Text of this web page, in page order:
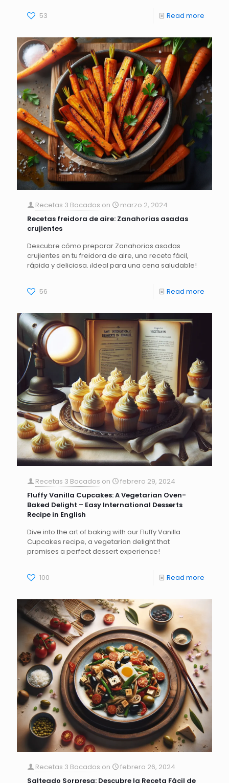
53 Read more
Recetas 3 Bocados on
marzo 2, 2024
Recetas freidora de aire: Zanahorias asadas
crujientes
Descubre cómo preparar Zanahorias asadas
crujientes en tu freidora de aire, una receta fácil,
rápida y deliciosa. ¡Ideal para una cena saludable!
56 Read more
Recetas 3 Bocados on
febrero 29, 2024
Fluffy Vanilla Cupcakes: A Vegetarian Oven-
Baked Delight – Easy International Desserts
Recipe in English
Dive into the art of baking with our Fluffy Vanilla
Cupcakes recipe, a vegetarian delight that
promises a perfect dessert experience!
100 Read more
Recetas 3 Bocados on
febrero 26, 2024
Salteado Sorpresa: Descubre la Receta Fácil de